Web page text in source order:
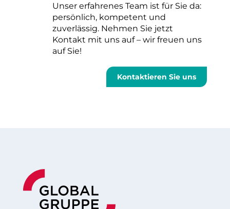
Unser erfahrenes Team ist für Sie da:
persönlich, kompetent und
zuverlässig. Nehmen Sie jetzt
Kontakt mit uns auf – wir freuen uns
auf Sie!
Kontaktieren Sie uns